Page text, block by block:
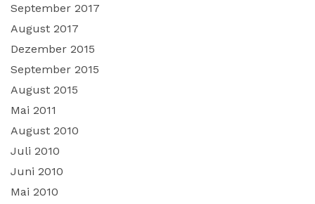
September 2017
August 2017
Dezember 2015
September 2015
August 2015
Mai 2011
August 2010
Juli 2010
Juni 2010
Mai 2010